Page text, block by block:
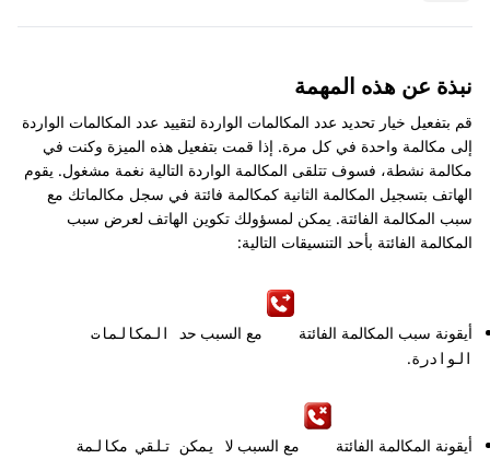
نبذة عن هذه المهمة
قم بتفعيل خيار تحديد عدد المكالمات الواردة لتقييد عدد المكالمات الواردة
إلى مكالمة واحدة في كل مرة. إذا قمت بتفعيل هذه الميزة وكنت في
مكالمة نشطة، فسوف تتلقى المكالمة الواردة التالية نغمة مشغول. يقوم
الهاتف بتسجيل المكالمة الثانية كمكالمة فائتة في سجل مكالماتك مع
سبب المكالمة الفائتة. يمكن لمسؤولك تكوين الهاتف لعرض سبب
المكالمة الفائتة بأحد التنسيقات التالية:
أيقونة سبب المكالمة الفائتة مع السبب حد المكالمات
الوادرة.
أيقونة المكالمة الفائتة مع السبب لا يمكن تلقي مكالمة